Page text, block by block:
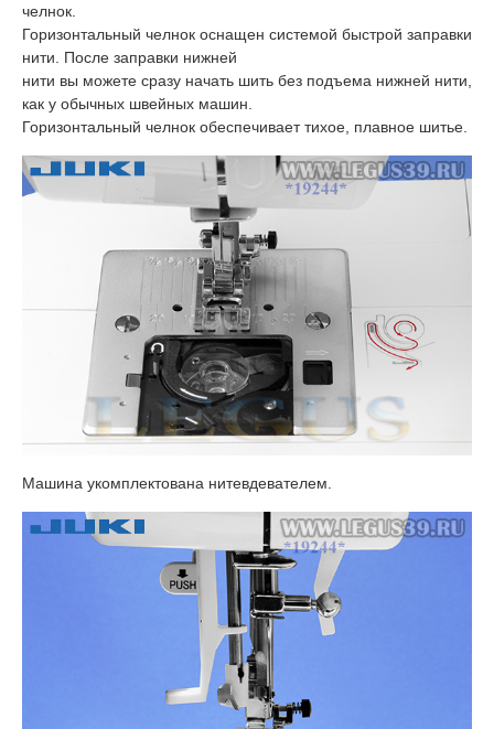
челнок.
Горизонтальный челнок оснащен системой быстрой заправки
нити. После заправки нижней
нити вы можете сразу начать шить без подъема нижней нити,
как у обычных швейных машин.
Горизонтальный челнок обеспечивает тихое, плавное шитье.
Машина укомплектована нитевдевателем.